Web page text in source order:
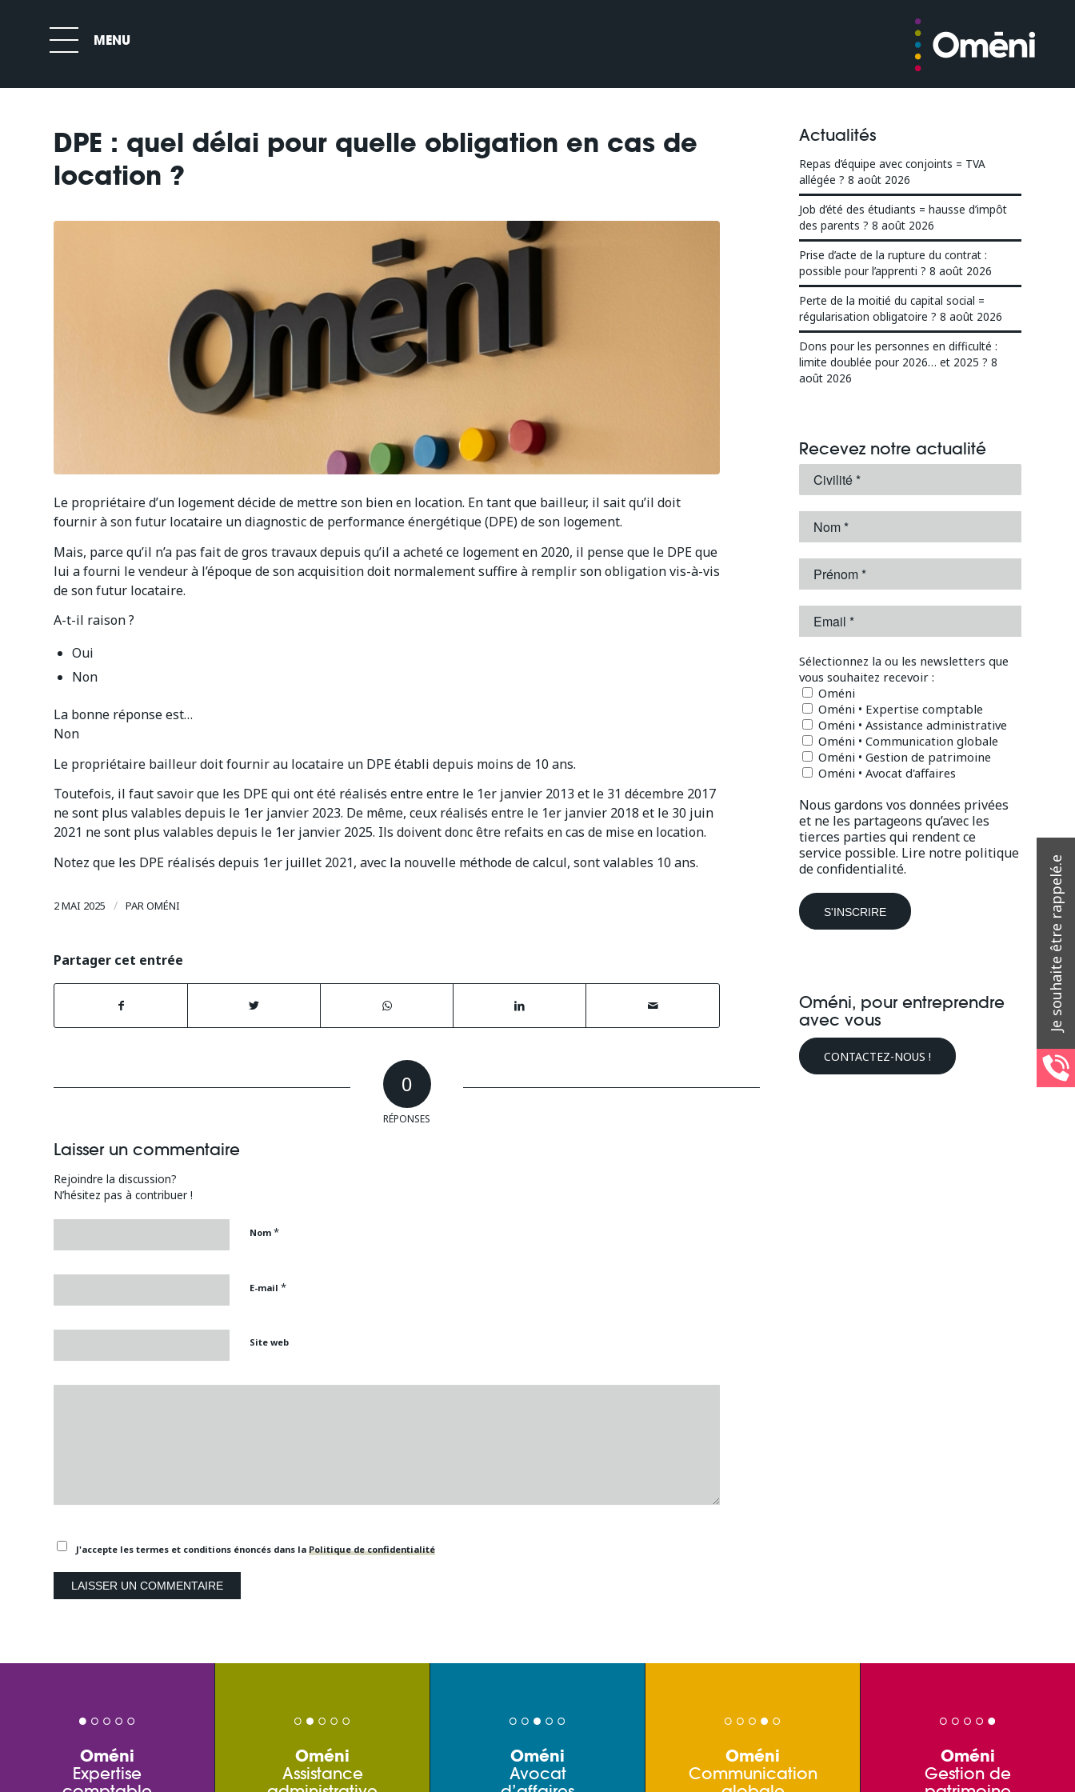
DPE : quel délai pour quelle obligation en cas de
location ?
Le propriétaire d’un logement décide de mettre son bien en location. En tant que bailleur, il sait qu’il doit
fournir à son futur locataire un diagnostic de performance énergétique (DPE) de son logement.
Mais, parce qu’il n’a pas fait de gros travaux depuis qu’il a acheté ce logement en 2020, il pense que le DPE que
lui a fourni le vendeur à l’époque de son acquisition doit normalement suffire à remplir son obligation vis-à-vis
de son futur locataire.
A-t-il raison ?
Oui
Non
La bonne réponse est…
Non
Le propriétaire bailleur doit fournir au locataire un DPE établi depuis moins de 10 ans.
Toutefois, il faut savoir que les DPE qui ont été réalisés entre entre le 1er janvier 2013 et le 31 décembre 2017
ne sont plus valables depuis le 1er janvier 2023. De même, ceux réalisés entre le 1er janvier 2018 et le 30 juin
2021 ne sont plus valables depuis le 1er janvier 2025. Ils doivent donc être refaits en cas de mise en location.
Notez que les DPE réalisés depuis 1er juillet 2021, avec la nouvelle méthode de calcul, sont valables 10 ans.
2 MAI 2025 / PAROMÉNI
Partager cet entrée
0
RÉPONSES
Laisser un commentaire
Rejoindre la discussion?
N’hésitez pas à contribuer !
Nom *
E-mail *
Site web
J'accepte les termes et conditions énoncés dans la Politique de confidentialité
Actualités
Repas d’équipe avec conjoints = TVA
allégée ? 8 août 2026
Job d’été des étudiants = hausse d’impôt
des parents ? 8 août 2026
Prise d’acte de la rupture du contrat :
possible pour l’apprenti ? 8 août 2026
Perte de la moitié du capital social =
régularisation obligatoire ? 8 août 2026
Dons pour les personnes en difficulté :
limite doublée pour 2026… et 2025 ? 8
août 2026
Recevez notre actualité
Sélectionnez la ou les newsletters que
vous souhaitez recevoir :
Oméni
Oméni • Expertise comptable
Oméni • Assistance administrative
Oméni • Communication globale
Oméni • Gestion de patrimoine
Oméni • Avocat d'affaires
Nous gardons vos données privées
et ne les partageons qu’avec les
tierces parties qui rendent ce
service possible. Lire notre politique
de confidentialité.
Oméni, pour entreprendre
avec vous
CONTACTEZ-NOUS !
Oméni
Expertise
Oméni
Assistance
Oméni
Avocat
Oméni
Communication
Oméni
Gestion de